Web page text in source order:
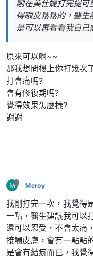
剛在美仕媞打完提
得眼皮鬆鬆的，醫
是可以再看看我自
原來可以啊~~
那我想問樓上你打幾次
打會痛嗎?
會有修復期嗎?
覺得效果怎麼樣?
謝謝
M Meroy
我剛打完一次，我覺得
一點，醫生建議我可以
還可以忍受，不會太痛
接觸皮膚，會有一點點
是會有結痂而已，我覺